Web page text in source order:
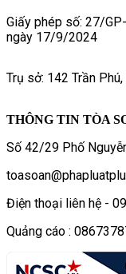
Giấy phép số: 27/
ngày 17/9/2024
Trụ sở: 142 Trần
THÔNG TIN TÒA
Số 42/29 Phố
Điện thoại liên hệ -
Quảng cáo :